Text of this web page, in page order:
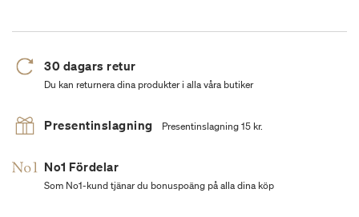
30 dagars retur
Du kan returnera dina produkter i alla våra butiker
Presentinslagning Presentinslagning 15 kr.
No1 Fördelar
Som No1-kund tjänar du bonuspoäng på alla dina köp